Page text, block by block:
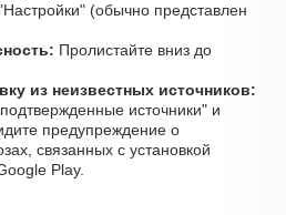
(обычно представлен
Пролистайте вниз до
из неизвестных источников:
источники" и
предупреждение о
связанных с установкой
Play.